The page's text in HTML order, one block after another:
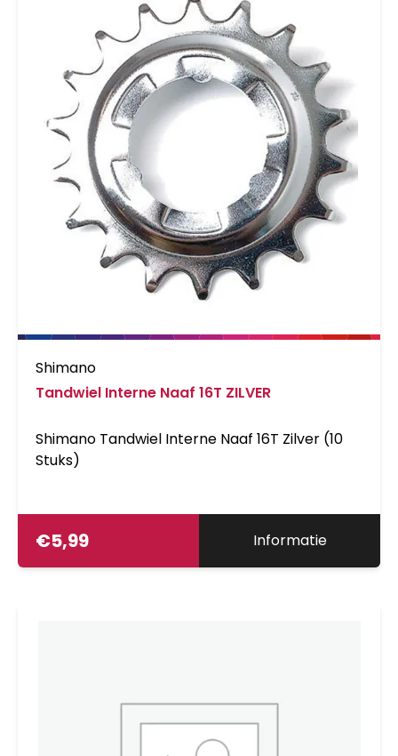
Shimano
Tandwiel Interne Naaf 16T ZILVER
Shimano Tandwiel Interne Naaf 16T Zilver (10
Stuks)
€5,99 Informatie